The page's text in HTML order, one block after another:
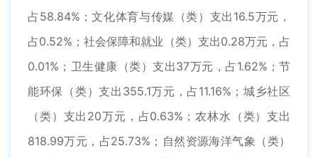
占58.84%；文化体育与传媒（类）支出16.5万元，
占0.52%；社会保障和就业（类）支出0.28万元，占
0.01%；卫生健康（类）支出37万元，占1.62%；节
能环保（类）支出355.1万元，占11.16%；城乡社区
（类）支出20万元，占0.63%；农林水（类）支出
818.99万元，占25.73%；自然资源海洋气象（类）